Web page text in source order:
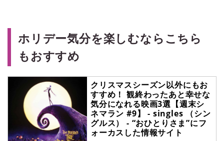
ことがあるのではないでしょうか。
天候に左右されない室内で楽しめる
みたいけど、何をしようか迷ってい
る方にはブックカフェでの読書がお
すすめです。
ホリデー気分を楽しむならこちら
もおすすめ
クリスマスシーズン以外にもお
すすめ！ 観終わったあと幸せな
気分になれる映画3選【週末シ
ネマラン #9】 - singles （シン
グルス） - “おひとりさま”にフ
ォーカスした情報サイト